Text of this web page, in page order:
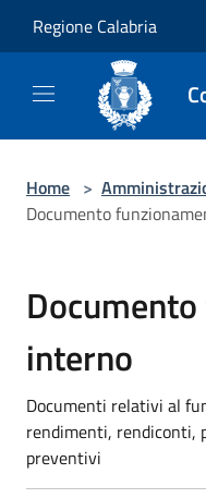
Regione Calabria
Home >
Documento
interno
Documenti relativi al
rendimenti, rendiconti,
preventivi